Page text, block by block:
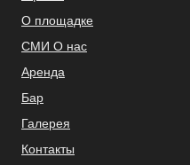
О площадке
СМИ О нас
Аренда
Бар
Галерея
Контакты